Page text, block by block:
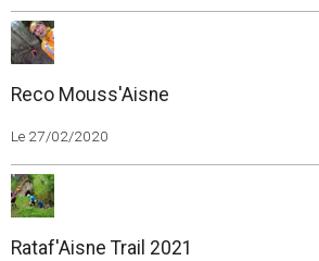
Reco Mouss'Aisne
Le 27/02/2020
Rataf'Aisne Trail 2021